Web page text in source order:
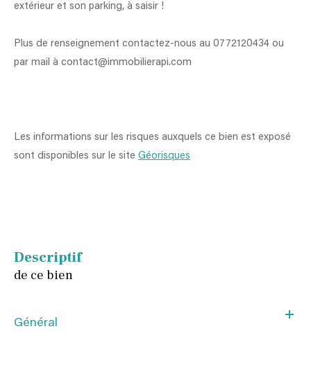
extérieur et son parking, à saisir !
Plus de renseignement contactez-nous au 0772120434 ou
par mail à contact@immobilierapi.com
Les informations sur les risques auxquels ce bien est exposé
sont disponibles sur le site Géorisques
descriptif
de ce bien
Général